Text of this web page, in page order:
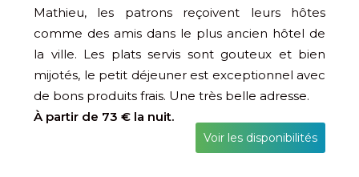
Mathieu, les patrons reçoivent leurs hôtes
comme des amis dans le plus ancien hôtel de
la ville. Les plats servis sont gouteux et bien
mijotés, le petit déjeuner est exceptionnel avec
de bons produits frais. Une très belle adresse.
À partir de 73 € la nuit.
Voir les disponibilités